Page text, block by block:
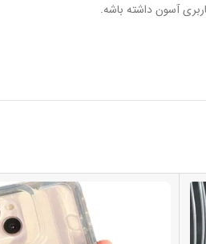
آسون داشته باشه.